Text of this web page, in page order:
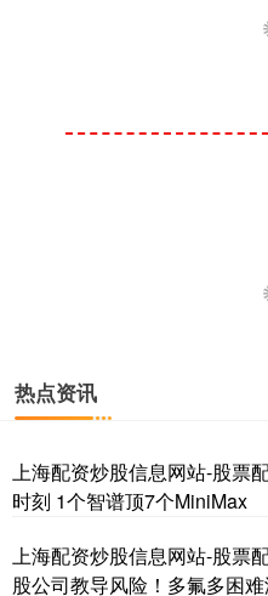
热点资讯
上海配资炒股信息网站-股票
时刻 1个智谱顶7个MiniMax
上海配资炒股信息网站-股票
股公司教导风险！多氟多困